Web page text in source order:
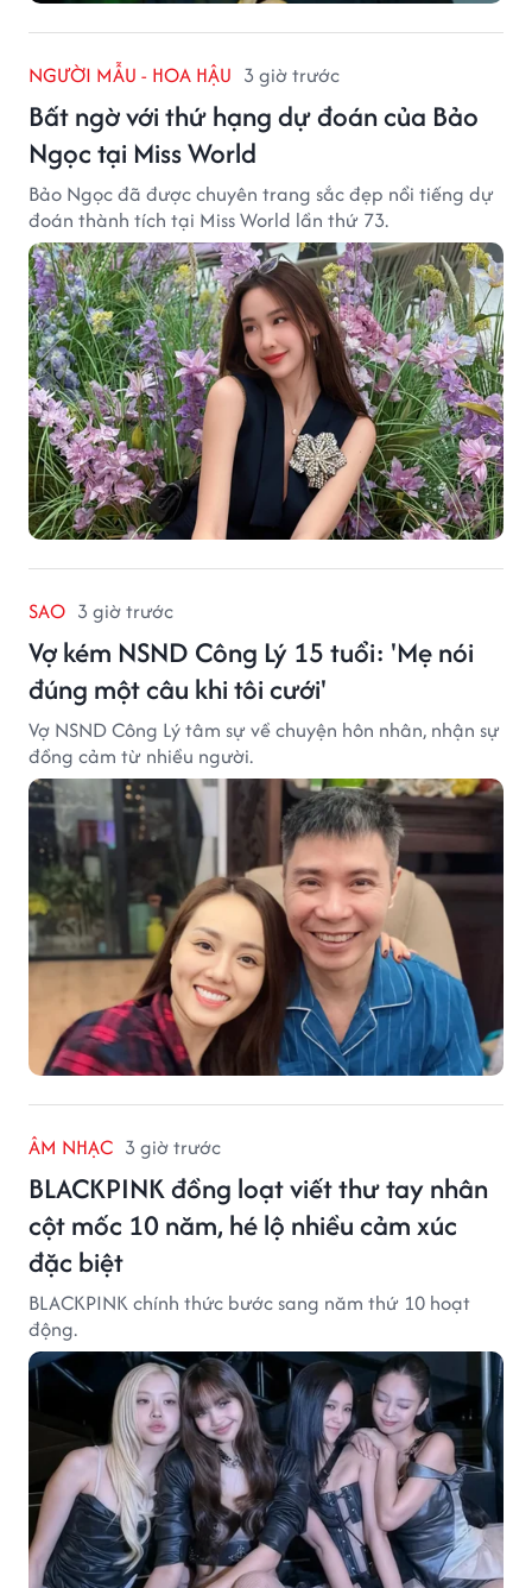
NGƯỜI MẪU - HOA HẬU 3 giờ trước
Bất ngờ với thứ hạng dự đoán của Bảo
Ngọc tại Miss World
Bảo Ngọc đã được chuyên trang sắc đẹp nổi tiếng dự
đoán thành tích tại Miss World lần thứ 73.
SAO 3 giờ trước
Vợ kém NSND Công Lý 15 tuổi: 'Mẹ nói
đúng một câu khi tôi cưới'
Vợ NSND Công Lý tâm sự về chuyện hôn nhân, nhận sự
đồng cảm từ nhiều người.
ÂM NHẠC 3 giờ trước
BLACKPINK đồng loạt viết thư tay nhân
cột mốc 10 năm, hé lộ nhiều cảm xúc
đặc biệt
BLACKPINK chính thức bước sang năm thứ 10 hoạt
động.